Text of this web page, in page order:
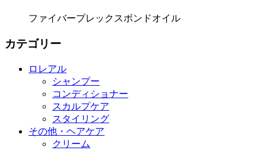
ファイバープレックスボンドオイル
カテゴリー
ロレアル
シャンプー
コンディショナー
スカルプケア
スタイリング
その他・ヘアケア
クリーム